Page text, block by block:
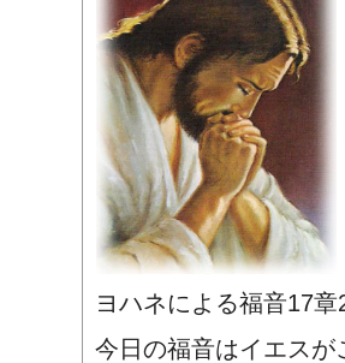
ヨハネによる福音17章
今日の福音はイエスが